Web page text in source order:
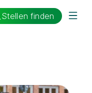
Stellen finden